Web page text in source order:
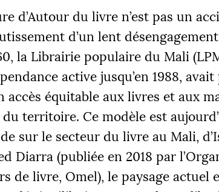
d’Autour du livre n’est pas un
d’un lent
la Librairie populaire du Mali (
active jusqu’en 1988,
accès équitable aux livres et aux
du territoire. Ce modèle est
sur le secteur du livre au Mali,
Diarra (publiée en 2018 par
de livre, Omel), le paysage actuel